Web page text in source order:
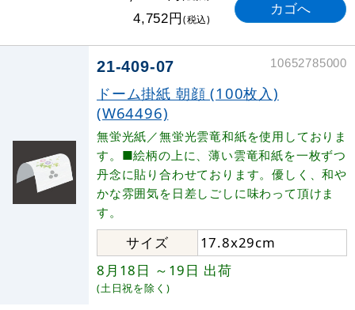
4,752円(税込)
21-409-07 10652785000
ドーム掛紙 朝顔 (100枚入)
(W64496)
無蛍光紙／無蛍光雲竜和紙を使用しておりま
す。■絵柄の上に、薄い雲竜和紙を一枚ずつ
丹念に貼り合わせております。優しく、和や
かな雰囲気を日差しごしに味わって頂けま
す。
サイズ
17.8x29cm
8月18日 ～19日 出荷
(土日祝を除く)